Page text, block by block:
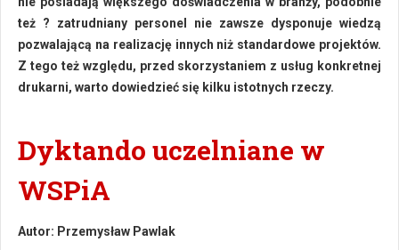
też ? zatrudniany personel nie zawsze dysponuje wiedzą
pozwalającą na realizację innych niż standardowe projektów.
Z tego też względu, przed skorzystaniem z usług konkretnej
drukarni, warto dowiedzieć się kilku istotnych rzeczy.
Dyktando uczelniane w
WSPiA
Autor: Przemysław Pawlak